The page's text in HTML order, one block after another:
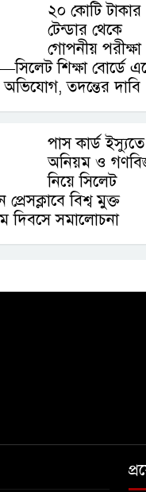
২০ কোটি টাকার
টেন্ডার থেকে
গোপনীয় পরীক্ষা
শিক্ষা বোর্ডে
তদন্তের দাবি
পাস কার্ড ইস্যুতে
অনিয়ম ও
নিয়ে সিলেট
বিশ্ব মুক্ত
দিবসে সমালোচনা